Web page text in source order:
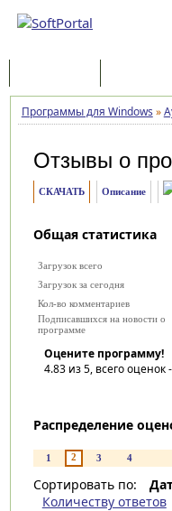
Программы для Windows »
Отзывы о
СКАЧАТЬ Описание
Общая статистика
Загрузок всего
Загрузок за сегодня
Кол-во комментариев
Подписавшихся на новости о
программе
Оцените программу!
4.83из 5, всего оценок -
Распределение
1 2 3 4
Сортировать по:
Количеству ответов